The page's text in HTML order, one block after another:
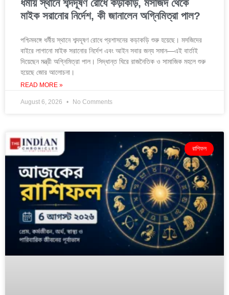
ধর্মীয় স্থানে শব্দদূষণ রোধে কড়াকড়ি, মসজিদ থেকে
মাইক সরানোর নির্দেশ, কী জানালেন অগ্নিমিত্রা পাল?
পশ্চিমবঙ্গে ধর্মীয় স্থানে শব্দদূষণ রোধে প্রশাসনের কড়াকড়ি শুরু হয়েছে। মসজিদের
বাইরে লাগানো মাইক সরানোর নির্দেশ এবং আইন সবার জন্য সমান—এই বার্তাই
দিয়েছেন মন্ত্রী অগ্নিমিত্রা পাল। সিদ্ধান্ত ঘিরে রাজনৈতিক ও সামাজিক মহলে শুরু
হয়েছে জোর আলোচনা।
READ MORE »
August 6, 2026 No Comments
রাশিফল